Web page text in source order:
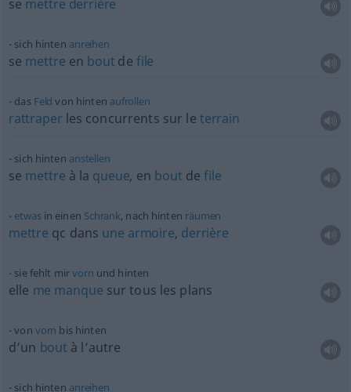
se mettre derrière
sich hinten anreihen
se mettre en bout de file
das Feld von hinten aufrollen
rattraper les concurrents sur le terrain
sich hinten anstellen
se mettre à la queue, en bout defile
etwasin einen Schrank, nach hinten räumen
mettre qc dans une armoire, derrière
sie fehlt mirvorn und hinten
elle me manque sur tous les plans
von vorn bis hinten
d’un bout à l’autre
sich hinten anreihen